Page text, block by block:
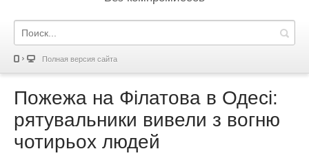
Полная версия сайта
Пожежа на Філатова в Одесі:
рятувальники вивели з вогню
чотирьох людей